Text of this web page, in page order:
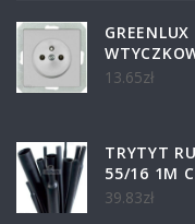
13.65zł
TRYTYT
55/16 1M
39.83zł